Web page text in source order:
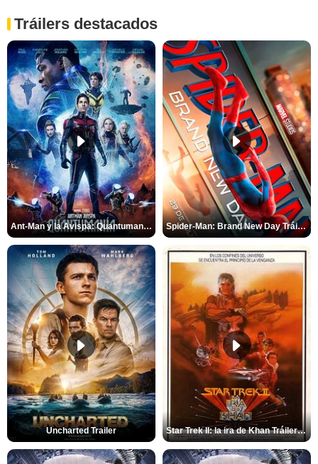
Tráilers destacados
Ant-Man y la Avispa: Quantumanía Tráiler (2) Spider-Man: Brand New Day Tráiler (3)
Uncharted Trailer Star Trek II: la ira de Khan Tráiler VO